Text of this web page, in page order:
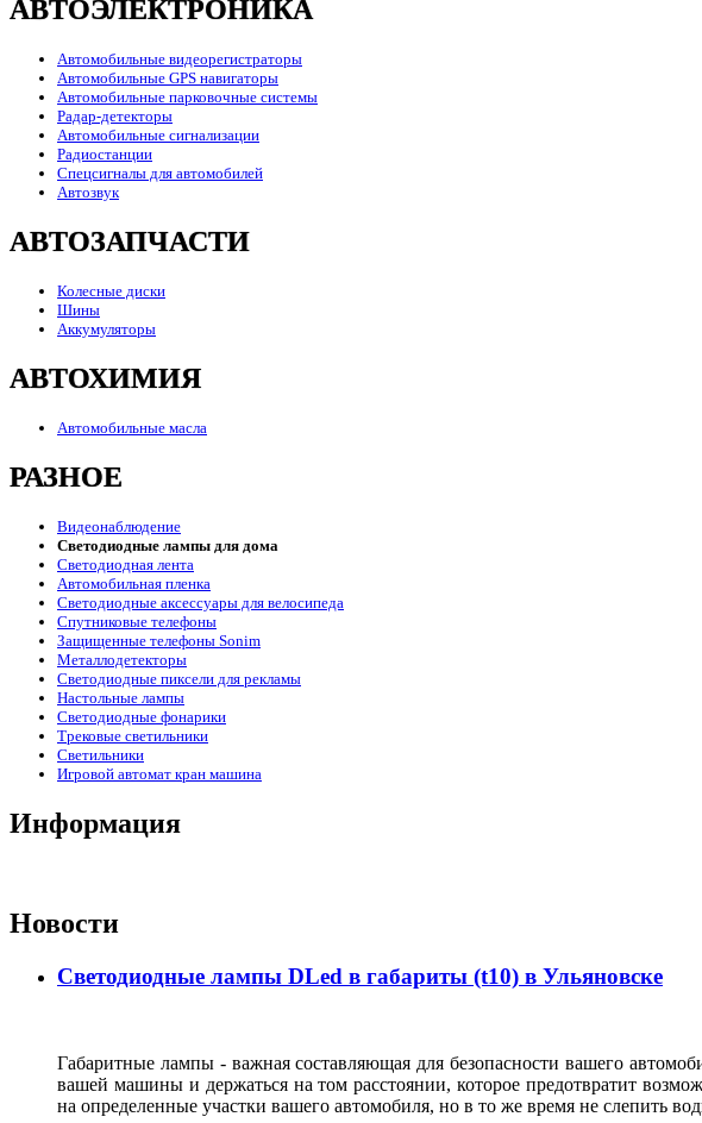
АВТОЭЛЕКТРОНИКА
Автомобильные видеорегистраторы
Автомобильные GPS навигаторы
Автомобильные парковочные системы
Радар-детекторы
Автомобильные сигнализации
Радиостанции
Спецсигналы для автомобилей
Автозвук
АВТОЗАПЧАСТИ
Колесные диски
Шины
Аккумуляторы
АВТОХИМИЯ
Автомобильные масла
РАЗНОЕ
Видеонаблюдение
Светодиодные лампы для дома
Светодиодная лента
Автомобильная пленка
Светодиодные аксессуары для велосипеда
Спутниковые телефоны
Защищенные телефоны Sonim
Металлодетекторы
Светодиодные пиксели для рекламы
Настольные лампы
Светодиодные фонарики
Трековые светильники
Светильники
Игровой автомат кран машина
Информация
Новости
Светодиодные лампы DLed в габариты (t10) в Ульяновске
Габаритные лампы - важная составляющая для безопасности вашего
вашей машины и держаться на том расстоянии, которое предотвратит
на определенные участки вашего автомобиля, но в то же время не слепить